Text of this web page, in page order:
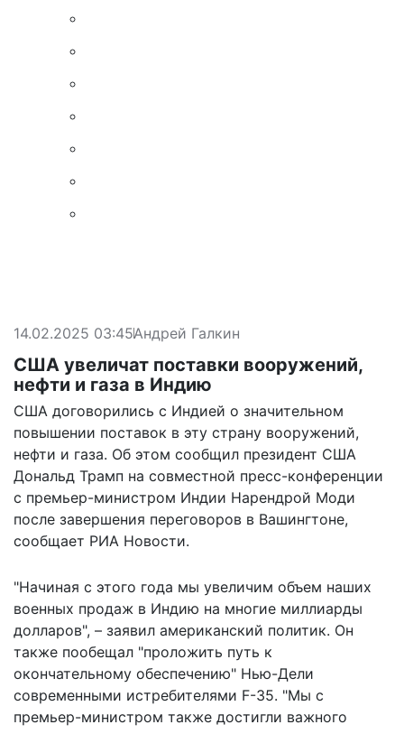
14.02.2025 03:45Андрей Галкин
США увеличат поставки вооружений,
нефти и газа в Индию
США договорились с Индией о значительном
повышении поставок в эту страну вооружений,
нефти и газа. Об этом сообщил президент США
Дональд Трамп на совместной пресс-конференции
с премьер-министром Индии Нарендрой Моди
после завершения переговоров в Вашингтоне,
сообщает РИА Новости.
"Начиная с этого года мы увеличим объем наших
военных продаж в Индию на многие миллиарды
долларов", – заявил американский политик. Он
также пообещал "проложить путь к
окончательному обеспечению" Нью-Дели
современными истребителями F-35. "Мы с
премьер-министром также достигли важного